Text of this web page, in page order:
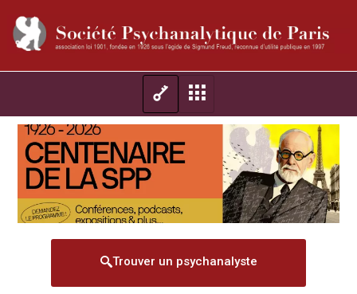
Trouver un psychanalyste